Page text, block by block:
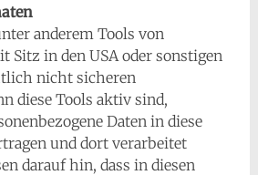
anderem Tools von
Sitz in den USA oder sonstigen
nicht sicheren
diese Tools aktiv sind,
Daten in diese
und dort verarbeitet
darauf hin, dass in diesen